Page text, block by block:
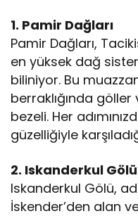
1. Pamir Dağları
Pamir Dağları,
en yüksek dağ
biliniyor. Bu
berraklığında
bezeli. Her
güzelliğiyle
2. Iskanderkul Gölü
Iskanderkul Gölü,
İskender’den alan